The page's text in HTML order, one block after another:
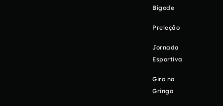
Bigode
Preleção
Jornada
Esportiva
Giro na
Gringa